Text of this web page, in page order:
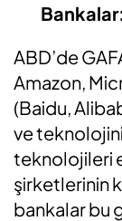
ABD’de
Amazon,
(Baidu,
ve
teknolojileri
şirketlerinin
bankalar bu